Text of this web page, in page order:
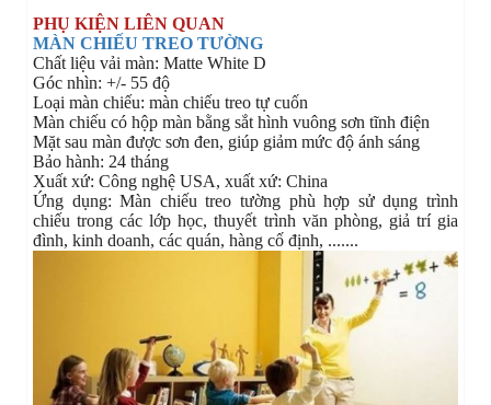
PHỤ KIỆN LIÊN QUAN
MÀN CHIẾU TREO TƯỜNG
Chất liệu vải màn: Matte White D
Góc nhìn: +/- 55 độ
Loại màn chiếu: màn chiếu treo tự cuốn
Màn chiếu có hộp màn bằng sắt hình vuông sơn tĩnh điện
Mặt sau màn được sơn đen, giúp giảm mức độ ánh sáng
Bảo hành: 24 tháng
Xuất xứ: Công nghệ USA, xuất xứ: China
Ứng dụng: Màn chiếu treo tường phù hợp sử dụng trình
chiếu trong các lớp học, thuyết trình văn phòng, giả trí gia
đình, kinh doanh, các quán, hàng cố định, .......